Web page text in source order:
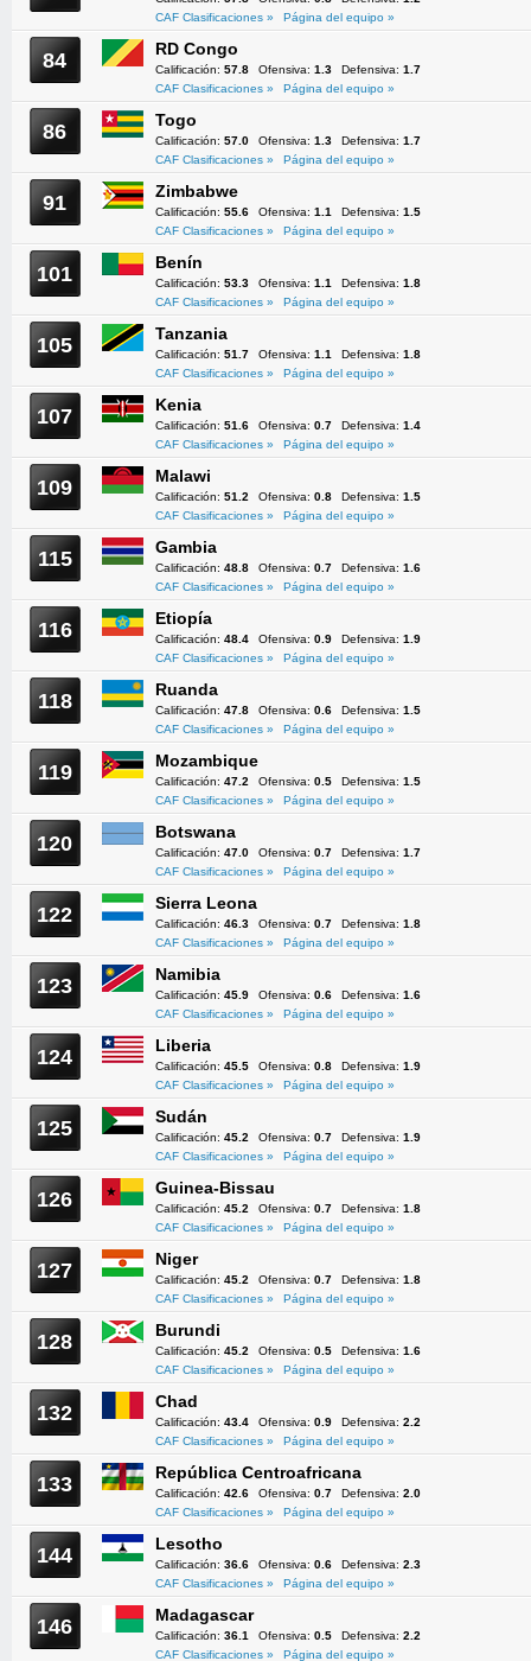
CAF Clasificaciones »
Página del equipo »
84 RD Congo
Calificación: 57.8 Ofensiva: 1.3 Defensiva: 1.7
CAF Clasificaciones »
Página del equipo »
86 Togo
Calificación: 57.0 Ofensiva: 1.3 Defensiva: 1.7
CAF Clasificaciones »
Página del equipo »
91 Zimbabwe
Calificación: 55.6 Ofensiva: 1.1 Defensiva: 1.5
CAF Clasificaciones »
Página del equipo »
101 Benín
Calificación: 53.3 Ofensiva: 1.1 Defensiva: 1.8
CAF Clasificaciones »
Página del equipo »
105 Tanzania
Calificación: 51.7 Ofensiva: 1.1 Defensiva: 1.8
CAF Clasificaciones »
Página del equipo »
107 Kenia
Calificación: 51.6 Ofensiva: 0.7 Defensiva: 1.4
CAF Clasificaciones »
Página del equipo »
109 Malawi
Calificación: 51.2 Ofensiva: 0.8 Defensiva: 1.5
CAF Clasificaciones »
Página del equipo »
115 Gambia
Calificación: 48.8 Ofensiva: 0.7 Defensiva: 1.6
CAF Clasificaciones »
Página del equipo »
116 Etiopía
Calificación: 48.4 Ofensiva: 0.9 Defensiva: 1.9
CAF Clasificaciones »
Página del equipo »
118 Ruanda
Calificación: 47.8 Ofensiva: 0.6 Defensiva: 1.5
CAF Clasificaciones »
Página del equipo »
119 Mozambique
Calificación: 47.2 Ofensiva: 0.5 Defensiva: 1.5
CAF Clasificaciones »
Página del equipo »
120 Botswana
Calificación: 47.0 Ofensiva: 0.7 Defensiva: 1.7
CAF Clasificaciones »
Página del equipo »
122 Sierra Leona
Calificación: 46.3 Ofensiva: 0.7 Defensiva: 1.8
CAF Clasificaciones »
Página del equipo »
123 Namibia
Calificación: 45.9 Ofensiva: 0.6 Defensiva: 1.6
CAF Clasificaciones »
Página del equipo »
124 Liberia
Calificación: 45.5 Ofensiva: 0.8 Defensiva: 1.9
CAF Clasificaciones »
Página del equipo »
125 Sudán
Calificación: 45.2 Ofensiva: 0.7 Defensiva: 1.9
CAF Clasificaciones »
Página del equipo »
126 Guinea-Bissau
Calificación: 45.2 Ofensiva: 0.7 Defensiva: 1.8
CAF Clasificaciones »
Página del equipo »
127 Niger
Calificación: 45.2 Ofensiva: 0.7 Defensiva: 1.8
CAF Clasificaciones »
Página del equipo »
128 Burundi
Calificación: 45.2 Ofensiva: 0.5 Defensiva: 1.6
CAF Clasificaciones »
Página del equipo »
132 Chad
Calificación: 43.4 Ofensiva: 0.9 Defensiva: 2.2
CAF Clasificaciones »
Página del equipo »
133 República Centroafricana
Calificación: 42.6 Ofensiva: 0.7 Defensiva: 2.0
CAF Clasificaciones »
Página del equipo »
144 Lesotho
Calificación: 36.6 Ofensiva: 0.6 Defensiva: 2.3
CAF Clasificaciones »
Página del equipo »
146 Madagascar
Calificación: 36.1 Ofensiva: 0.5 Defensiva: 2.2
CAF Clasificaciones »
Página del equipo »